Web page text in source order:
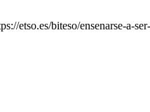
etso.es/biteso/ensenarse-a-